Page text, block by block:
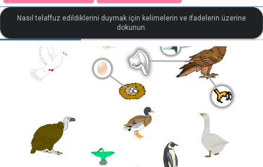
KONUŞMA PRATIGI DINLEME PRATIGI
Nasıl telaffuz edildiklerini duymak için kelimelerin ve ifadelerin üzerine
dokunun.